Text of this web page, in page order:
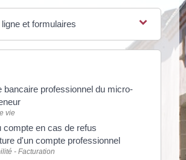
et formulaires
bancaire professionnel du micro-
vie
compte en cas de refus
d'un compte professionnel
- Facturation